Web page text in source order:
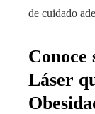
de cuidado
Conoce
Láser